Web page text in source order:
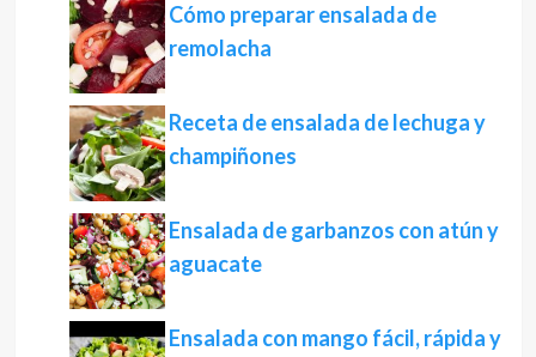
Cómo preparar ensalada de
remolacha
Receta de ensalada de lechuga y
champiñones
Ensalada de garbanzos con atún y
aguacate
Ensalada con mango fácil, rápida y